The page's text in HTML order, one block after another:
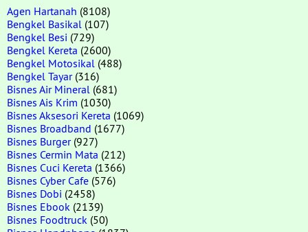
Agen Hartanah (8108)
Bengkel Basikal (107)
Bengkel Besi (729)
Bengkel Kereta (2600)
Bengkel Motosikal (488)
Bengkel Tayar(316)
Bisnes Air Mineral (681)
Bisnes Ais Krim (1030)
Bisnes Aksesori Kereta (1069)
Bisnes Broadband (1677)
Bisnes Burger(927)
Bisnes Cermin Mata (212)
Bisnes Cuci Kereta (1366)
Bisnes Cyber Cafe (576)
Bisnes Dobi (2458)
Bisnes Ebook (2139)
Bisnes Foodtruck (50)